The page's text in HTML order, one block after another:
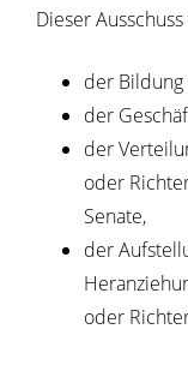
Dieser
der Bildung
der
der
oder
Senate,
der
oder